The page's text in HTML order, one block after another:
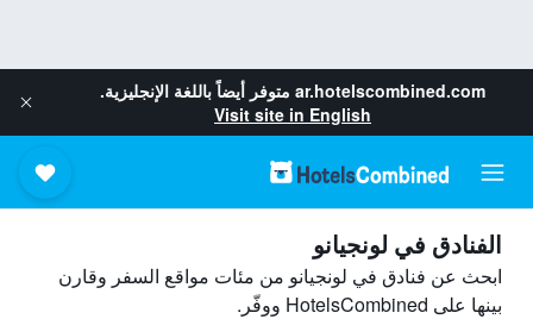
ar.hotelscombined.com متوفر أيضاً باللغة الإنجليزية.
Visit site in English
الفنادق في لونجيانو
ابحث عن فنادق في لونجيانو من مئات مواقع السفر وقارن
بينها على HotelsCombined ووفّر.